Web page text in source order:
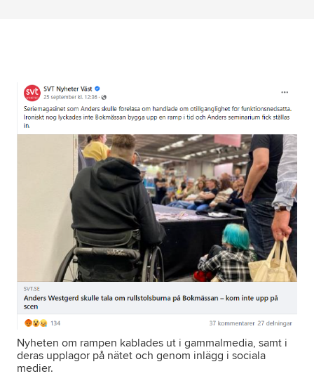
Nyheten om rampen kablades ut i gammalmedia, samt i
deras upplagor på nätet och genom inlägg i sociala
medier.